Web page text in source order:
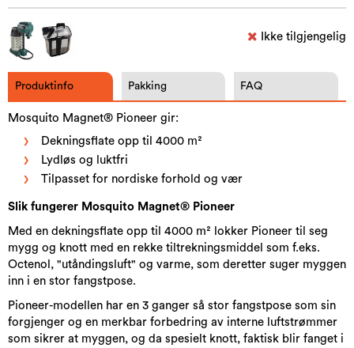
Ikke tilgjengelig
Produktinfo Pakking FAQ
Mosquito Magnet® Pioneer gir:
Dekningsflate opp til 4000 m²
Lydløs og luktfri
Tilpasset for nordiske forhold og vær
Slik fungerer Mosquito Magnet® Pioneer
Med en dekningsflate opp til 4000 m² lokker Pioneer til seg
mygg og knott med en rekke tiltrekningsmiddel som f.eks.
Octenol, "utåndingsluft" og varme, som deretter suger myggen
inn i en stor fangstpose.
Pioneer-modellen har en 3 ganger så stor fangstpose som sin
forgjenger og en merkbar forbedring av interne luftstrømmer
som sikrer at myggen, og da spesielt knott, faktisk blir fanget i